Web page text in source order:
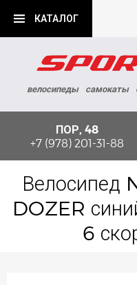
КАТАЛОГ
велосипеды самокаты
ПОР, 48
+7 (978) 201-31-88
Велосипед
DOZER
6